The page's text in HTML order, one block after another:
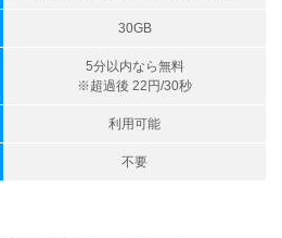
30GB
5分以内なら無料
※超過後 22円/30秒
利用可能
不要